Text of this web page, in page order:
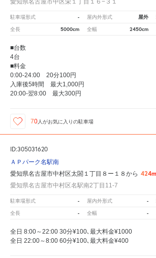
愛知県名古屋市中区栄１丁目１６−３１
駐車場形式 - 屋内外形式 屋外
全長 5000cm 全幅 2450cm
■台数
4台
■料金
0:00-24:00 20分100円
入庫後5時間 最大1,000円
20:00-翌8:00 最大300円
70 人がお気に入りの駐車場
ID:305031620
ＡＰパーク名駅南
愛知県名古屋市中村区太閤１丁目８ー１８から 424m
愛知県名古屋市中村区名駅南2丁目11-7
駐車場形式 - 屋内外形式 -
全長 - 全幅 -
全日 8:00～22:00 30分¥100､最大料金¥1000
全日 22:00～8:00 60分¥100､最大料金¥400